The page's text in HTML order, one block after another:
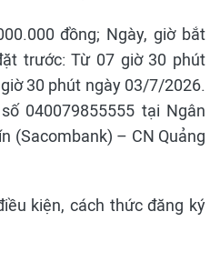
đồng; Ngày, giờ bắt
trước: Từ 07 giờ 30 phút
30 phút ngày 03/7/2026.
040079855555 tại Ngân
(Sacombank) – CN Quảng
kiện, cách thức đăng ký